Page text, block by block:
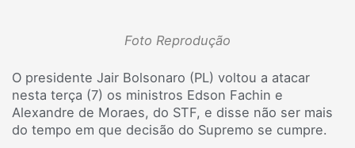
Foto Reprodução
O presidente Jair Bolsonaro (PL) voltou a atacar
nesta terça (7) os ministros Edson Fachin e
Alexandre de Moraes, do STF, e disse não ser mais
do tempo em que decisão do Supremo se cumpre.